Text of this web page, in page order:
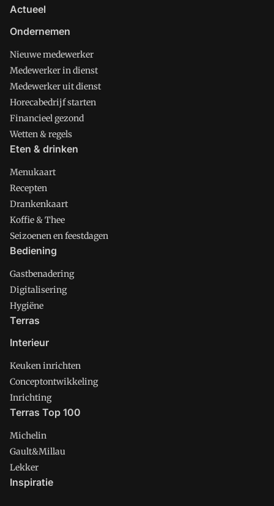
Actueel
Ondernemen
Nieuwe medewerker
Medewerker in dienst
Medewerker uit dienst
Horecabedrijf starten
Financieel gezond
Wetten & regels
Eten & drinken
Menukaart
Recepten
Drankenkaart
Koffie & Thee
Seizoenen en feestdagen
Bediening
Gastbenadering
Digitalisering
Hygiëne
Terras
Interieur
Keuken inrichten
Conceptontwikkeling
Inrichting
Terras Top 100
Michelin
Gault&Millau
Lekker
Inspiratie